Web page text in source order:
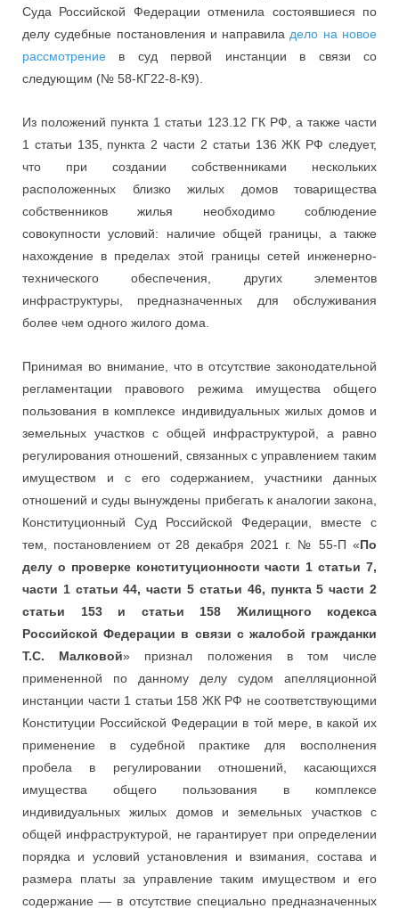
Суда Российской Федерации отменила состоявшиеся по
делу судебные постановления и направила дело на новое
рассмотрение в суд первой инстанции в связи со
следующим (№ 58-КГ22-8-К9).
Из положений пункта 1 статьи 123.12 ГК РФ, а также части
1 статьи 135, пункта 2 части 2 статьи 136 ЖК РФ следует,
что при создании собственниками нескольких
расположенных близко жилых домов товарищества
собственников жилья необходимо соблюдение
совокупности условий: наличие общей границы, а также
нахождение в пределах этой границы сетей инженерно-
технического обеспечения, других элементов
инфраструктуры, предназначенных для обслуживания
более чем одного жилого дома.
Принимая во внимание, что в отсутствие законодательной
регламентации правового режима имущества общего
пользования в комплексе индивидуальных жилых домов и
земельных участков с общей инфраструктурой, а равно
регулирования отношений, связанных с управлением таким
имуществом и с его содержанием, участники данных
отношений и суды вынуждены прибегать к аналогии закона,
Конституционный Суд Российской Федерации, вместе с
тем, постановлением от 28 декабря 2021 г. № 55-П «По
делу о проверке конституционности части 1 статьи 7,
части 1 статьи 44, части 5 статьи 46, пункта 5 части 2
статьи 153 и статьи 158 Жилищного кодекса
Российской Федерации в связи с жалобой гражданки
Т.С. Малковой» признал положения в том числе
примененной по данному делу судом апелляционной
инстанции части 1 статьи 158 ЖК РФ не соответствующими
Конституции Российской Федерации в той мере, в какой их
применение в судебной практике для восполнения
пробела в регулировании отношений, касающихся
имущества общего пользования в комплексе
индивидуальных жилых домов и земельных участков с
общей инфраструктурой, не гарантирует при определении
порядка и условий установления и взимания, состава и
размера платы за управление таким имуществом и его
содержание — в отсутствие специально предназначенных